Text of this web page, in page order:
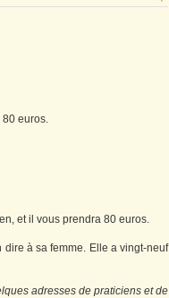
euros.
et il vous prendra 80 euros.
dire à sa femme. Elle a vingt-neuf
adresses de praticiens et de